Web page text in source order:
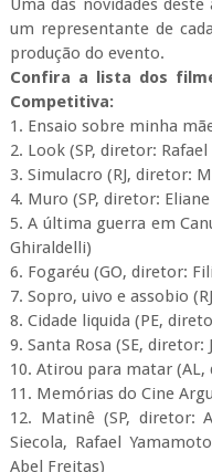
Uma das novidades
um representante de
produção do evento.
Confira a lista dos
Competitiva:
1. Ensaio sobre minha
2. Look (SP, diretor:
3. Simulacro (RJ, diretor:
4. Muro (SP, diretor:
5. A última guerra em
Ghiraldelli)
6. Fogaréu (GO, diretor:
7. Sopro, uivo e assobio
8. Cidade liquida (PE,
9. Santa Rosa (SE,
10. Atirou para matar
11. Memórias do Cine
12. Matinê (SP, diretor:
Siecola, Rafael
Abel Freitas)